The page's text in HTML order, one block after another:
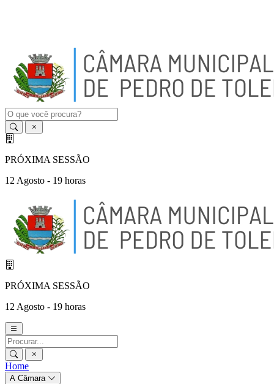
PRÓXIMA SESSÃO
12 Agosto - 19 horas
PRÓXIMA SESSÃO
12 Agosto - 19 horas
Home
A Câmara